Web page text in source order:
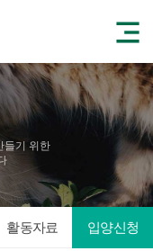
들기 위한
활동자료 입양신청